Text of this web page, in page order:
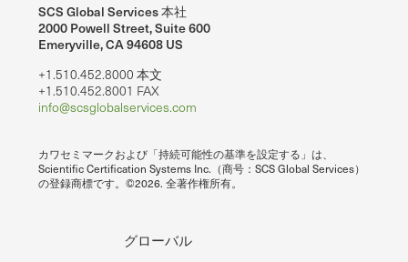
SCS Global Services 本社
2000 Powell Street, Suite 600
Emeryville, CA 94608 US
+1.510.452.8000 本文
+1.510.452.8001 FAX
info@scsglobalservices.com
カワセミマークおよび「持続可能性の基準を設定する」は、
Scientific Certification Systems Inc.（商号：SCS Global Services）
の登録商標です。©2026. 全著作権所有。
グローバル